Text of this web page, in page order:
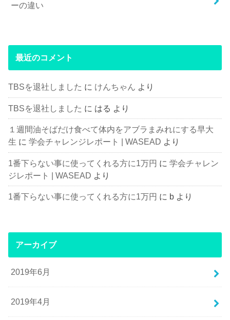
ーの違い
最近のコメント
TBSを退社しました に けんちゃん より
TBSを退社しました に はる より
１週間油そばだけ食べて体内をアブラまみれにする早大
生 に学会チャレンジレポート | WASEAD より
1番下らない事に使ってくれる方に1万円 に学会チャレン
ジレポート | WASEAD より
1番下らない事に使ってくれる方に1万円 に b より
アーカイブ
2019年6月
2019年4月